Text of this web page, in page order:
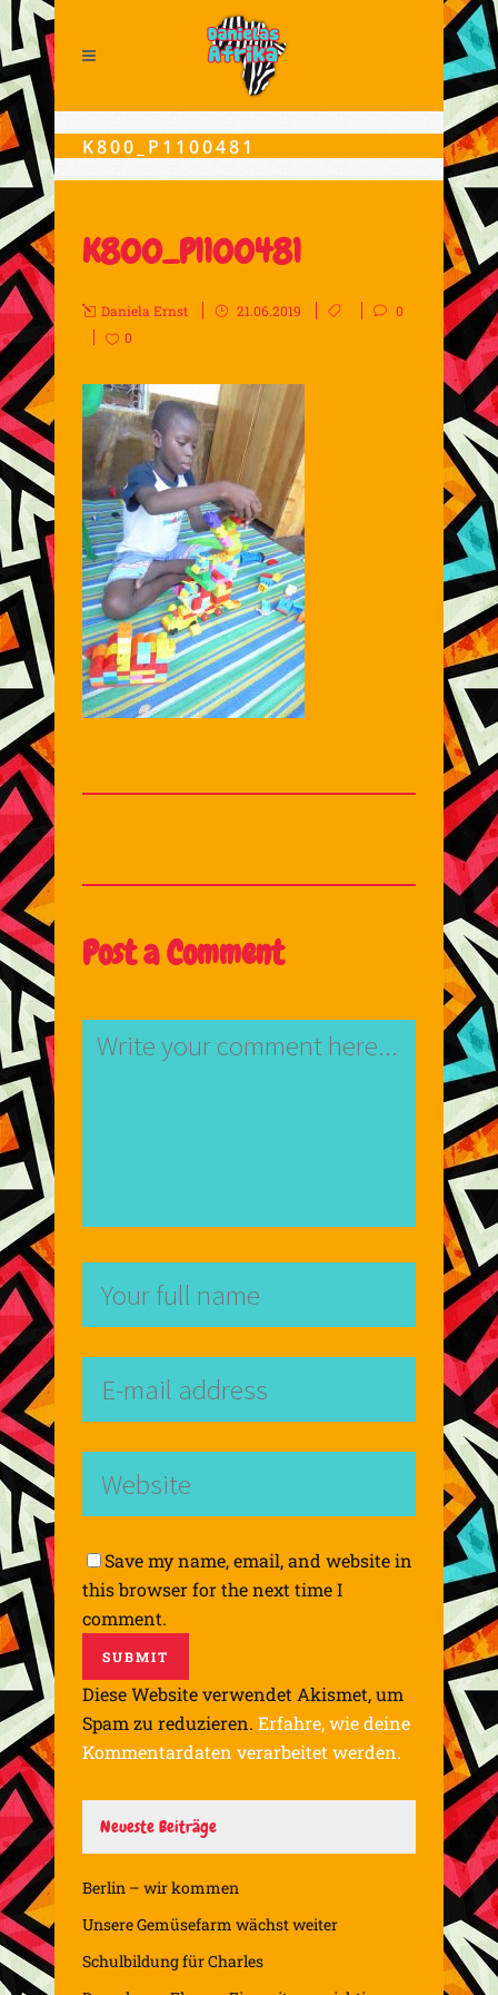
K800_P1100481
K800_P1100481
Daniela Ernst 21.06.2019
0
0
Post a Comment
Save my name, email, and website in
this browser for the next time I
comment.
Diese Website verwendet Akismet, um
Spam zu reduzieren. Erfahre, wie deine
Kommentardaten verarbeitet werden.
Neueste Beiträge
Berlin – wir kommen
Unsere Gemüsefarm wächst weiter
Schulbildung für Charles